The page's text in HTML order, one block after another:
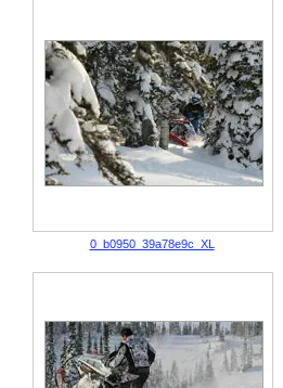
0_b0950_39a78e9c_XL